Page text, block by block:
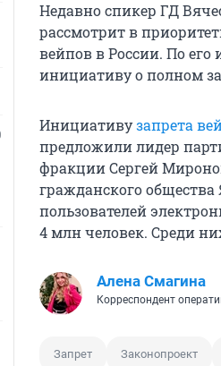
Недавно спикер ГД
рассмотрит в
вейпов в России. По
инициативу о полном
Инициативузапрета
предложили лидер
фракции Сергей
гражданского
пользователей
4 млн человек. Среди
Алена Смагина
Корреспондент
Запрет Законопроект